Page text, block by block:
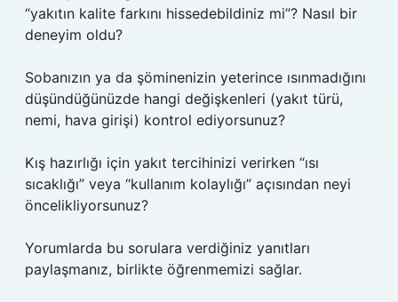
“yakıtın kalite farkını hissedebildiniz mi”? Nasıl bir
deneyim oldu?
Sobanızın ya da şöminenizin yeterince ısınmadığını
düşündüğünüzde hangi değişkenleri (yakıt türü,
nemi, hava girişi) kontrol ediyorsunuz?
Kış hazırlığı için yakıt tercihinizi verirken “ısı
sıcaklığı” veya “kullanım kolaylığı” açısından neyi
öncelikliyorsunuz?
Yorumlarda bu sorulara verdiğiniz yanıtları
paylaşmanız, birlikte öğrenmemizi sağlar.